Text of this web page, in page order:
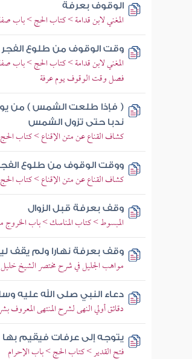
الوقوف بعرفة
المغني لابن قدامة > كتاب الحج > باب
وقت الوقوف من طلوع الفجر
المغني لابن قدامة > كتاب الحج > باب
فصل وقت الوقوف يوم عرفة
( فإذا طلعت الشمس ) من
ندبا حتى تزول الشمس
كشاف القناع عن متن الإقناع > كتاب
ووقت الوقوف من طلوع
كشاف القناع عن متن الإقناع > كتاب
وقف بعرفة قبل الزوال
المبسوط > كتاب المناسك > باب الخروج
وقف بعرفة نهارا ولم يقف
مواهب الجليل في شرح مختصر الشيخ
دعاء النبي صلى الله عليه
دقائق أولي النهى لشرح المنتهى
يتوجه إلى عرفات فيقيم
فتح القدير > كتاب الحج > باب الإحرام